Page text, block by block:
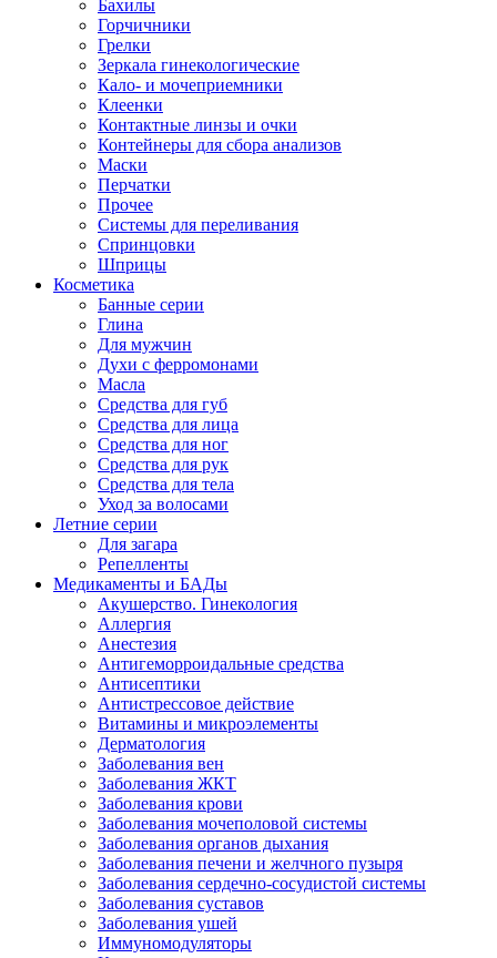
Бахилы
Горчичники
Грелки
Зеркала гинекологические
Кало- и мочеприемники
Клеенки
Контактные линзы и очки
Контейнеры для сбора анализов
Маски
Перчатки
Прочее
Системы для переливания
Спринцовки
Шприцы
Косметика
Банные серии
Глина
Для мужчин
Духи с ферромонами
Масла
Средства для губ
Средства для лица
Средства для ног
Средства для рук
Средства для тела
Уход за волосами
Летние серии
Для загара
Репелленты
Медикаменты и БАДы
Акушерство. Гинекология
Аллергия
Анестезия
Антигеморроидальные средства
Антисептики
Антистрессовое действие
Витамины и микроэлементы
Дерматология
Заболевания вен
Заболевания ЖКТ
Заболевания крови
Заболевания мочеполовой системы
Заболевания органов дыхания
Заболевания печени и желчного пузыря
Заболевания сердечно-сосудистой системы
Заболевания суставов
Заболевания ушей
Иммуномодуляторы